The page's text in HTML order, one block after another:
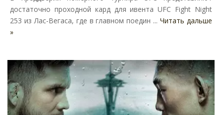
достаточно проходной кард для ивента UFC Fight Night
253 из Лас-Вегаса, где в главном поедин ...Читать дальше
»